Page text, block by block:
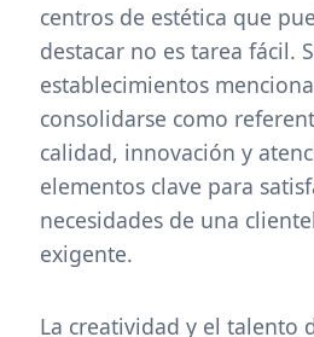
centros de estética que
destacar no es tarea fácil.
establecimientos
consolidarse como
calidad, innovación y
elementos clave para
necesidades de una
exigente.
La creatividad y el talento